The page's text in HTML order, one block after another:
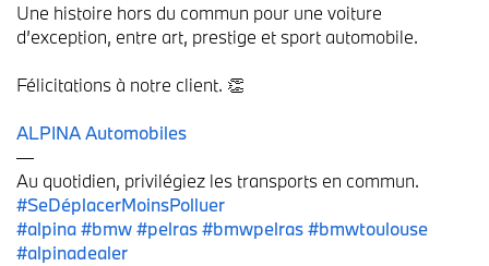
Une histoire hors du commun pour une voiture
d’exception, entre art, prestige et sport automobile.
Félicitations à notre client. 👏
ALPINA Automobiles
—
Au quotidien, privilégiez les transports en commun.
#SeDéplacerMoinsPolluer
#alpina#bmw#pelras#bmwpelras#bmwtoulouse
#alpinadealer